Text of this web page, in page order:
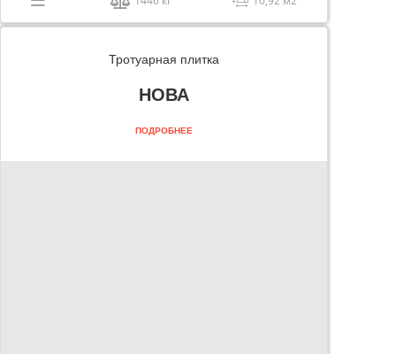
Тротуарная плитка
НОВА
ПОДРОБНЕЕ